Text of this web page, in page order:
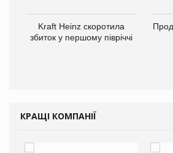
Kraft Heinz скоротила
збиток у першому півріччі
КРАЩІ КОМПАНІЇ